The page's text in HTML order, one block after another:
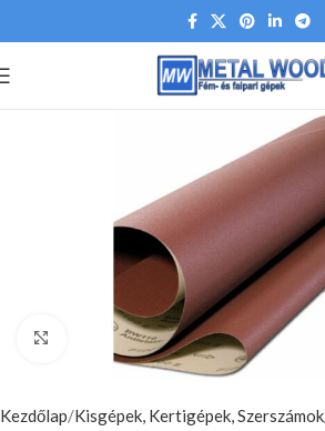
Nagyításhoz kattints ide
Kezdőlap Kisgépek, Kertigépek, Szerszámok